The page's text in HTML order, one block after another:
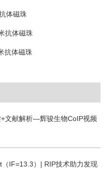
体磁珠
抗体磁珠
抗体磁珠
文献解析—辉骏生物CoIP视频
（IF=13.3）| RIP技术助力发现